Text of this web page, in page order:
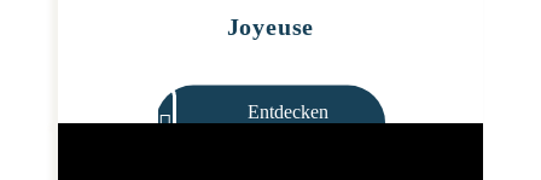
Joyeuse
Entdecken